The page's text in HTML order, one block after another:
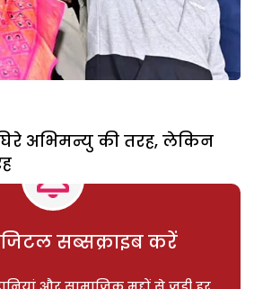
अभिमन्यु की तरह, लेकिन
सब्सक्राइब करें